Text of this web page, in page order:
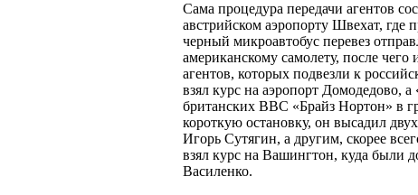
Сама процедура передачи агентов
австрийском аэропорту Швехат, где
черный микроавтобус перевез
американскому самолету, после чего
агентов, которых подвезли к
взял курс на аэропорт Домодедово, а
британских ВВС «Брайз Нортон» в
короткую остановку, он высадил
Игорь Сутягин, а другим, скорее
взял курс на Вашингтон, куда были
Василенко.